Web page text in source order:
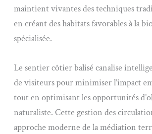
maintient vivantes des techniques
en créant des habitats favorables à la
spécialisée.
Le sentier côtier balisé canalise
de visiteurs pour minimiser l’impact
tout en optimisant les opportunités
naturaliste. Cette gestion des
approche moderne de la médiation